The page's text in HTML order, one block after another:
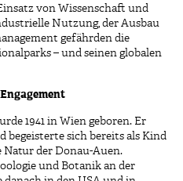
von Wissenschaft und
Nutzung, der Ausbau
gefährden die
– und seinen globalen
1941 in Wien geboren. Er
begeisterte sich bereits als Kind
der Donau-Auen.
und Botanik an der